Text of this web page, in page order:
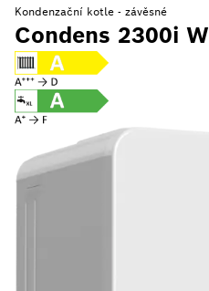
Kondenzační kotle - závěsné
Condens 2300i W